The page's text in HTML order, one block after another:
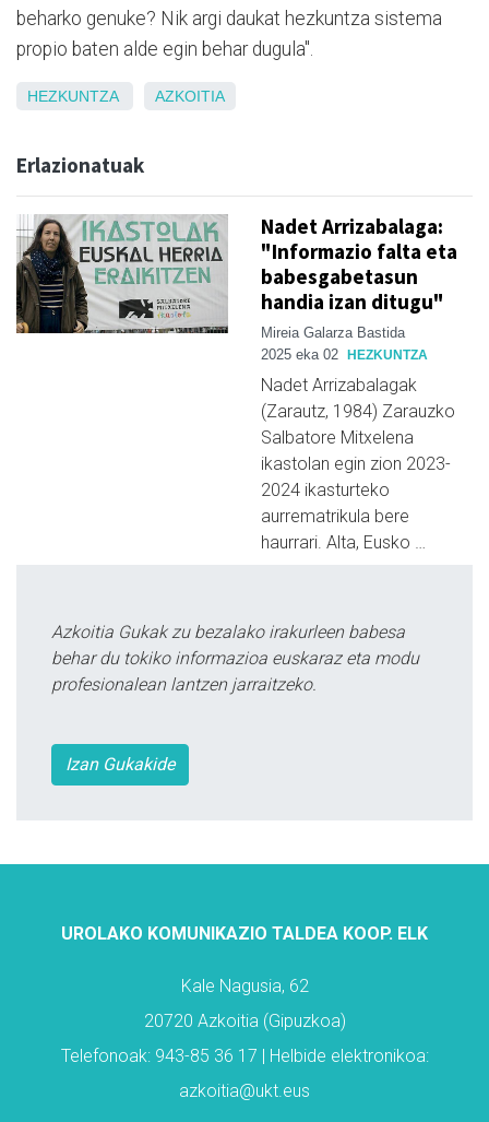
beharko genuke? Nik argi daukat hezkuntza sistema
propio baten alde egin behar dugula".
HEZKUNTZA AZKOITIA
Erlazionatuak
Nadet Arrizabalaga:
"Informazio falta eta
babesgabetasun
handia izan ditugu"
Mireia Galarza Bastida
2025 eka 02
HEZKUNTZA
Nadet Arrizabalagak
(Zarautz, 1984) Zarauzko
Salbatore Mitxelena
ikastolan egin zion 2023-
2024 ikasturteko
aurrematrikula bere
haurrari. Alta, Eusko …
Azkoitia Gukak zu bezalako irakurleen babesa
behar du tokiko informazioa euskaraz eta modu
profesionalean lantzen jarraitzeko.
Izan Gukakide
UROLAKO KOMUNIKAZIO TALDEA KOOP. ELK
Kale Nagusia, 62
20720 Azkoitia (Gipuzkoa)
Telefonoak: 943-85 36 17 | Helbide elektronikoa:
azkoitia@ukt.eus